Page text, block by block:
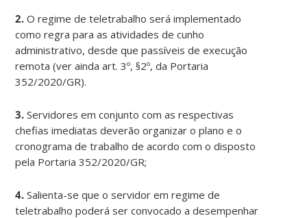
2. O regime de teletrabalho será implementado
como regra para as atividades de cunho
administrativo, desde que passíveis de execução
remota (ver ainda art. 3º, §2º, da Portaria
352/2020/GR).
3. Servidores em conjunto com as respectivas
chefias imediatas deverão organizar o plano e o
cronograma de trabalho de acordo com o disposto
pela Portaria 352/2020/GR;
4. Salienta-se que o servidor em regime de
teletrabalho poderá ser convocado a desempenhar